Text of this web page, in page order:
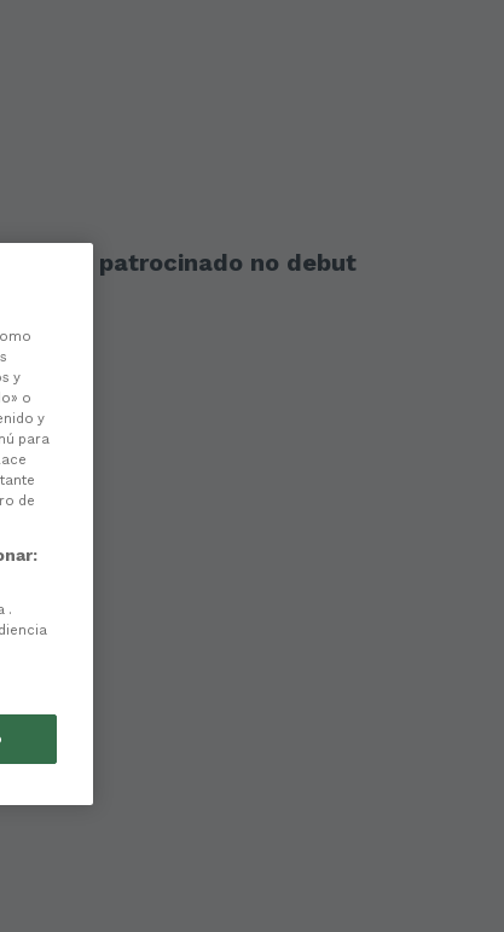
patrocinado no debut
y
o
y
para
de
.